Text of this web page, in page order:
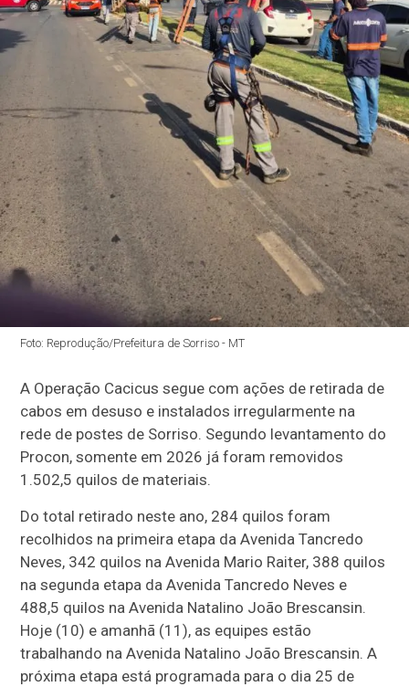
Foto: Reprodução/Prefeitura de Sorriso - MT
A Operação Cacicus segue com ações de retirada de
cabos em desuso e instalados irregularmente na
rede de postes de Sorriso. Segundo levantamento do
Procon, somente em 2026 já foram removidos
1.502,5 quilos de materiais.
Do total retirado neste ano, 284 quilos foram
recolhidos na primeira etapa da Avenida Tancredo
Neves, 342 quilos na Avenida Mario Raiter, 388 quilos
na segunda etapa da Avenida Tancredo Neves e
488,5 quilos na Avenida Natalino João Brescansin.
Hoje (10) e amanhã (11), as equipes estão
trabalhando na Avenida Natalino João Brescansin. A
próxima etapa está programada para o dia 25 de